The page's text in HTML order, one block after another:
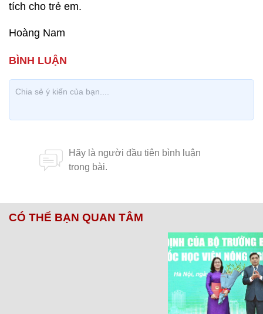
tích cho trẻ em.
Hoàng Nam
CÓ THỂ BẠN QUAN TÂM